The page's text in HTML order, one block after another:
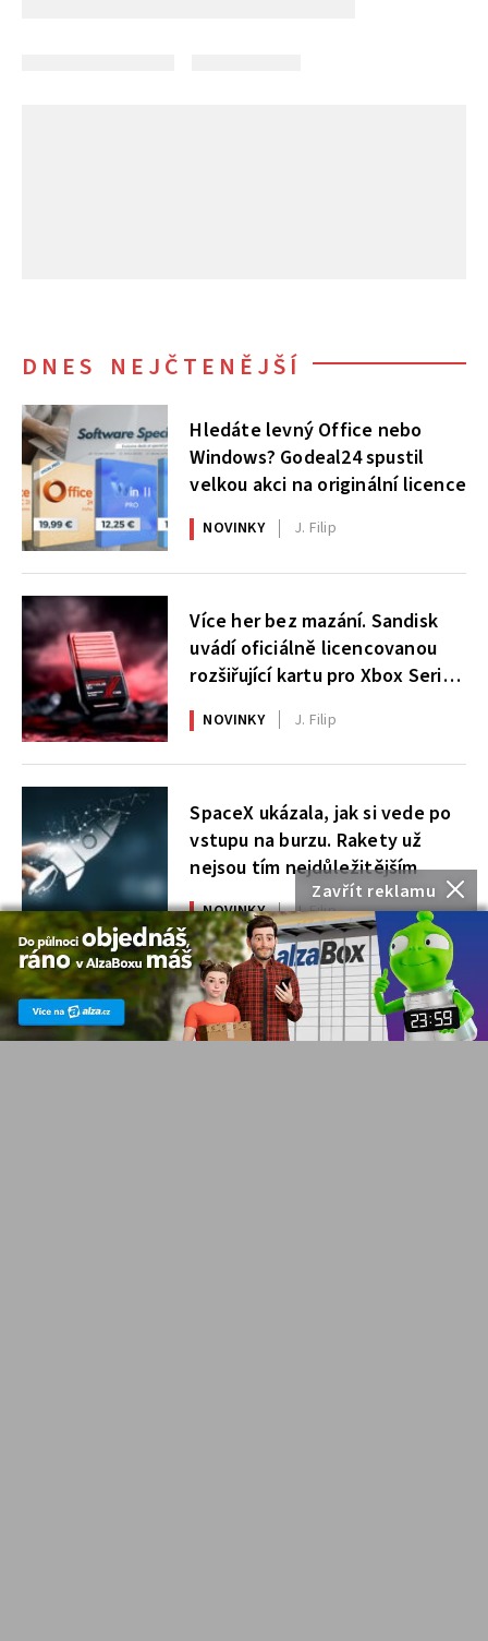
Zavřít reklamu
DNES NEJČTENĚJŠÍ
Hledáte levný Office nebo
Windows? Godeal24 spustil
velkou akci na originální licence
NOVINKY J. Filip
Více her bez mazání. Sandisk
uvádí oficiálně licencovanou
rozšiřující kartu pro Xbox Series
X|S
NOVINKY J. Filip
SpaceX ukázala, jak si vede po
vstupu na burzu. Rakety už
nejsou tím nejdůležitějším
NOVINKY J. Filip